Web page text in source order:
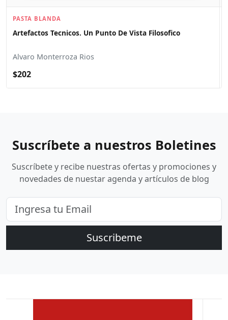
PASTA BLANDA
Artefactos Tecnicos. Un Punto De Vista Filosofico
Alvaro Monterroza Rios
$202
Suscríbete a nuestros Boletines
Suscríbete y recibe nuestras ofertas y promociones y
novedades de nuestar agenda y artículos de blog
Suscribeme